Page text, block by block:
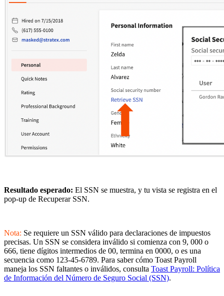
Resultado esperado: El SSN se muestra, y tu vista se registra en el
pop-up de Recuperar SSN.
Nota: Se requiere un SSN válido para declaraciones de impuestos
precisas. Un SSN se considera inválido si comienza con 9, 000 o
666, tiene dígitos intermedios de 00, termina en 0000, o es una
secuencia como 123-45-6789. Para saber cómo Toast Payroll
maneja los SSN faltantes o inválidos, consulta Toast Payroll: Política
de Información del Número de Seguro Social (SSN).